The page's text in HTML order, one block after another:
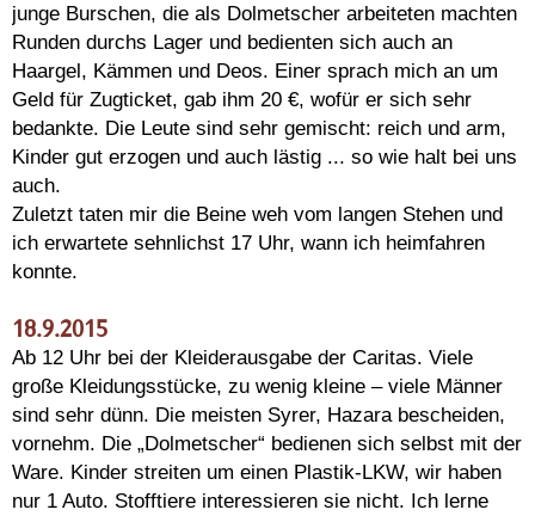
junge Burschen, die als Dolmetscher arbeiteten machten
Runden durchs Lager und bedienten sich auch an
Haargel, Kämmen und Deos. Einer sprach mich an um
Geld für Zugticket, gab ihm 20 €, wofür er sich sehr
bedankte. Die Leute sind sehr gemischt: reich und arm,
Kinder gut erzogen und auch lästig ... so wie halt bei uns
auch.
Zuletzt taten mir die Beine weh vom langen Stehen und
ich erwartete sehnlichst 17 Uhr, wann ich heimfahren
konnte.
18.9.2015
Ab 12 Uhr bei der Kleiderausgabe der Caritas. Viele
große Kleidungsstücke, zu wenig kleine – viele Männer
sind sehr dünn. Die meisten Syrer, Hazara bescheiden,
vornehm. Die „Dolmetscher“ bedienen sich selbst mit der
Ware. Kinder streiten um einen Plastik-LKW, wir haben
nur 1 Auto. Stofftiere interessieren sie nicht. Ich lerne